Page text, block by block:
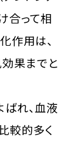
合って相
作用は、
果までと
ばれ、血液
較的多く